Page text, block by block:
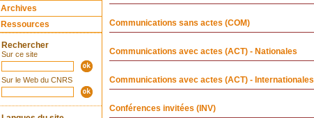
Archives
Ressources
Rechercher
Sur ce site
Sur le Web du CNRS
Communications sans actes (COM)
Communications avec actes (ACT) - Nationales
Communications avec actes (ACT) - Internationales
Conférences invitées (INV)